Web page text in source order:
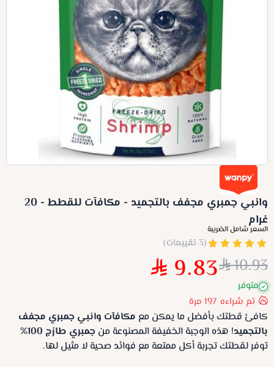
وانبي جمبري مجفف بالتجميد - مكافآت للقطط - 20
غرام
السعر شامل الضريبة
(3 تقييمات)
10.93
9.83
متوفر
تم شراءه 197 مرة
كافئ قطتك بأفضل ما يمكن مع مكافآت وانبي جمبري مجفف
بالتجميد! هذه الوجبة الخفيفة المصنوعة من جمبري طازج 100%
توفر لقطتك تجربة أكل ممتعة مع فوائد صحية لا مثيل لها.